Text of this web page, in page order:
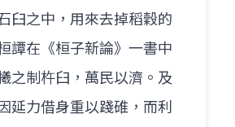
臼之中，用來去掉稻穀的
譚在《桓子新論》一書中
之制杵臼，萬民以濟。及
延力借身重以踐碓，而利